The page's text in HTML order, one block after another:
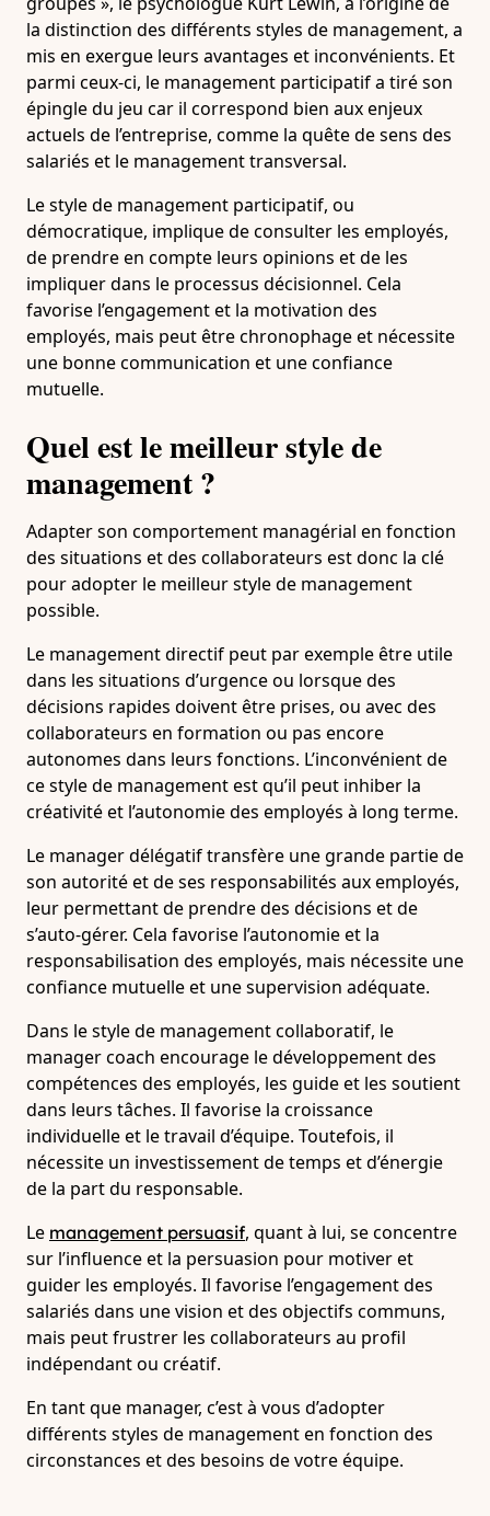
la distinction des différents styles de management, a
mis en exergue leurs avantages et inconvénients. Et
parmi ceux-ci, le management participatif a tiré son
épingle du jeu car il correspond bien aux enjeux
actuels de l’entreprise, comme la quête de sens des
salariés et le management transversal.
Le style de management participatif, ou
démocratique, implique de consulter les employés,
de prendre en compte leurs opinions et de les
impliquer dans le processus décisionnel. Cela
favorise l’engagement et la motivation des
employés, mais peut être chronophage et nécessite
une bonne communication et une confiance
mutuelle.
Quel est le meilleur style de
management ?
Adapter son comportement managérial en fonction
des situations et des collaborateurs est donc la clé
pour adopter le meilleur style de management
possible.
Le management directif peut par exemple être utile
dans les situations d’urgence ou lorsque des
décisions rapides doivent être prises, ou avec des
collaborateurs en formation ou pas encore
autonomes dans leurs fonctions. L’inconvénient de
ce style de management est qu’il peut inhiber la
créativité et l’autonomie des employés à long terme.
Le manager délégatif transfère une grande partie de
son autorité et de ses responsabilités aux employés,
leur permettant de prendre des décisions et de
s’auto-gérer. Cela favorise l’autonomie et la
responsabilisation des employés, mais nécessite une
confiance mutuelle et une supervision adéquate.
Dans le style de management collaboratif, le
manager coach encourage le développement des
compétences des employés, les guide et les soutient
dans leurs tâches. Il favorise la croissance
individuelle et le travail d’équipe. Toutefois, il
nécessite un investissement de temps et d’énergie
de la part du responsable.
Le management persuasif, quant à lui, se concentre
sur l’influence et la persuasion pour motiver et
guider les employés. Il favorise l’engagement des
salariés dans une vision et des objectifs communs,
mais peut frustrer les collaborateurs au profil
indépendant ou créatif.
En tant que manager, c’est à vous d’adopter
différents styles de management en fonction des
circonstances et des besoins de votre équipe.